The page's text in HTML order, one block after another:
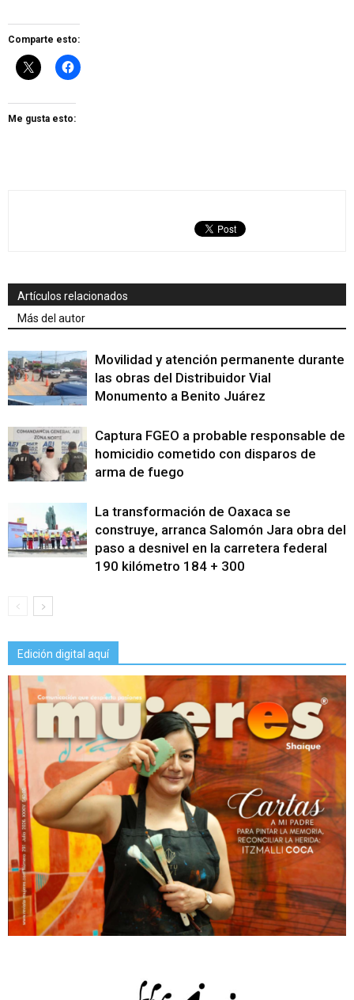
Comparte esto:
Me gusta esto:
Artículos relacionados
Más del autor
Movilidad y atención permanente durante
las obras del Distribuidor Vial
Monumento a Benito Juárez
Captura FGEO a probable responsable de
homicidio cometido con disparos de
arma de fuego
La transformación de Oaxaca se
construye, arranca Salomón Jara obra del
paso a desnivel en la carretera federal
190 kilómetro 184 + 300
Edición digital aquí